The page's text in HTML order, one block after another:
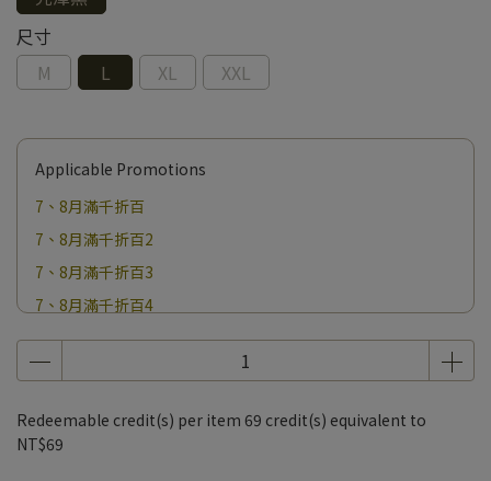
尺寸
M
L XL XXL
Applicable Promotions
7、8月滿千折百
7、8月滿千折百2
7、8月滿千折百3
7、8月滿千折百4
7、8月滿千折百5
7、8月滿千折百8
Redeemable credit(s) per item 69 credit(s) equivalent to
NT$69